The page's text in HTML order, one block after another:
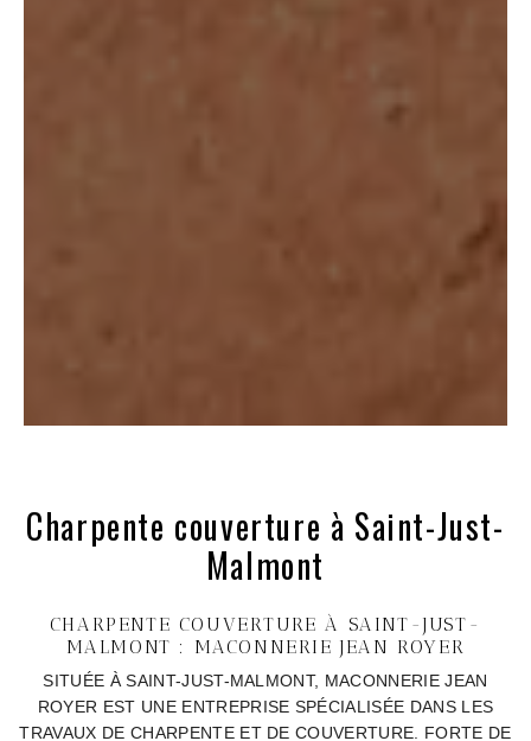
Charpente couverture à Saint-Just-
Malmont
CHARPENTE COUVERTURE À SAINT-JUST-
MALMONT : MACONNERIE JEAN ROYER
SITUÉE À SAINT-JUST-MALMONT, MACONNERIE JEAN
ROYER EST UNE ENTREPRISE SPÉCIALISÉE DANS LES
TRAVAUX DE CHARPENTE ET DE COUVERTURE. FORTE DE